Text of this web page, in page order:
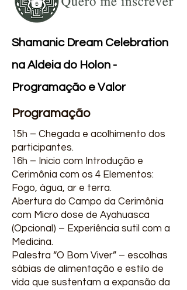
Shamanic Dream Celebration
na Aldeia do Holon -
Programação e Valor
Programação
15h – Chegada e acolhimento dos
participantes.
16h – Inicio com Introdução e
Cerimônia com os 4 Elementos:
Fogo, água, ar e terra.
Abertura do Campo da Cerimônia
com Micro dose de Ayahuasca
(Opcional) – Experiência sutil com a
Medicina.
Palestra “O Bom Viver” – escolhas
sábias de alimentação e estilo de
vida que sustentam a expansão da